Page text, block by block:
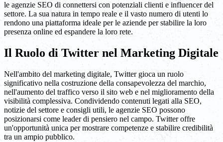
le agenzie SEO di connettersi con potenziali clienti e influencer del
settore. La sua natura in tempo reale e il vasto numero di utenti lo
rendono una piattaforma ideale per le aziende per stabilire la loro
presenza online ed espandere la loro rete.
Il Ruolo di Twitter nel Marketing Digitale
Nell'ambito del marketing digitale, Twitter gioca un ruolo
significativo nella costruzione della consapevolezza del marchio,
nell'aumento del traffico verso il sito web e nel miglioramento della
visibilità complessiva. Condividendo contenuti legati alla SEO,
notizie del settore e consigli utili, le agenzie SEO possono
posizionarsi come leader di pensiero nel campo. Twitter offre
un'opportunità unica per mostrare competenze e stabilire credibilità
tra un ampio pubblico.